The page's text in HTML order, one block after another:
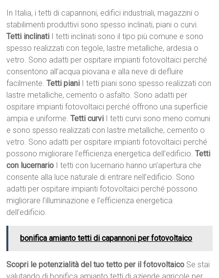
In Italia, i tetti di capannoni, edifici industriali, magazzini o
stabilimenti produttivi sono spesso inclinati, piani o curvi.
Tetti inclinati I tetti inclinati sono il tipo più comune e sono
spesso realizzati con tegole, lastre metalliche, ardesia o
vetro. Sono adatti per ospitare impianti fotovoltaici perché
consentono all’acqua piovana e alla neve di defluire
facilmente.Tetti piani I tetti piani sono spesso realizzati con
lastre metalliche, cemento o asfalto. Sono adatti per
ospitare impianti fotovoltaici perché offrono una superficie
ampia e uniforme.Tetti curvi I tetti curvi sono meno comuni
e sono spesso realizzati con lastre metalliche, cemento o
vetro. Sono adatti per ospitare impianti fotovoltaici perché
possono migliorare l’efficienza energetica dell’edificio.Tetti
con lucernario I tetti con lucernario hanno un’apertura che
consente alla luce naturale di entrare nell’edificio. Sono
adatti per ospitare impianti fotovoltaici perché possono
migliorare l’illuminazione e l’efficienza energetica
dell’edificio.
bonifica amianto tetti di capannoni per fotovoltaico
Scopri le potenzialità del tuo tetto per il fotovoltaico Se stai